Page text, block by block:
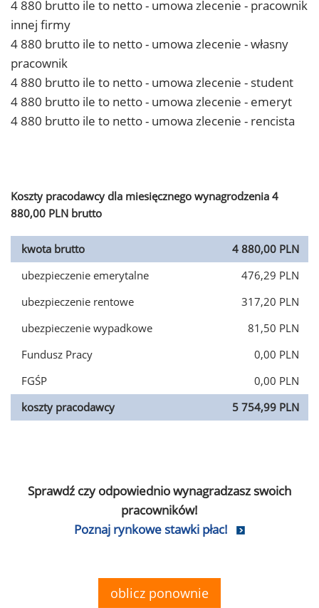
4 880 brutto ile to netto - umowa zlecenie - pracownik
innej firmy
4 880 brutto ile to netto - umowa zlecenie - własny
pracownik
4 880 brutto ile to netto - umowa zlecenie - student
4 880 brutto ile to netto - umowa zlecenie - emeryt
4 880 brutto ile to netto - umowa zlecenie - rencista
Koszty pracodawcy dla miesięcznego wynagrodzenia 4
880,00 PLN brutto
kwota brutto
4 880,00 PLN
ubezpieczenie emerytalne
476,29 PLN
ubezpieczenie rentowe
317,20 PLN
ubezpieczenie wypadkowe
81,50 PLN
Fundusz Pracy
0,00 PLN
FGŚP
0,00 PLN
koszty pracodawcy
5 754,99 PLN
Sprawdź czy odpowiednio wynagradzasz swoich
pracowników!
Poznaj rynkowe stawki płac!
oblicz ponownie